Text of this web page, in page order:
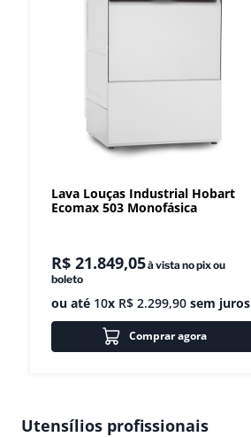
Lava Louças Industrial Hobart
Ecomax 503 Monofásica
R$ 21.849,05à vista no pix ou
boleto
ou até 10x R$ 2.299,90 sem juros
Comprar agora
Utensílios profissionais